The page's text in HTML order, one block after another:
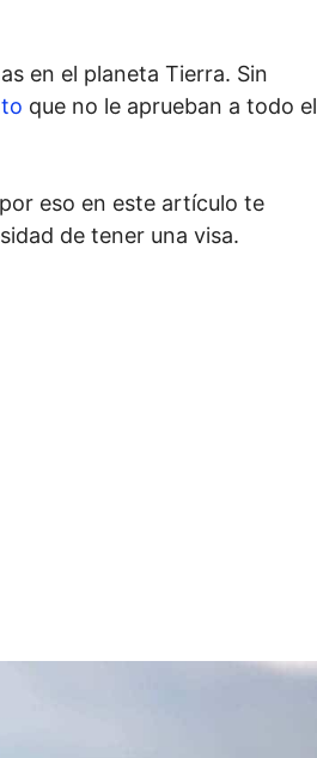
en el planeta Tierra. Sin
que no le aprueban a todo el
eso en este artículo te
de tener una visa.